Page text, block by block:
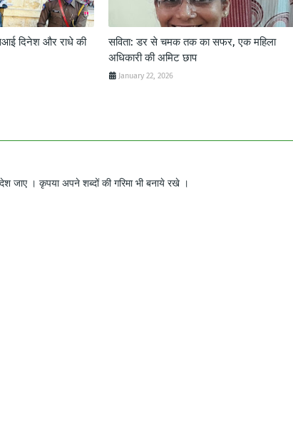
दिनेश और राधे की
सविता: डर से चमक तक का सफर, एक महिला
अधिकारी की अमिट छाप
January 22, 2026
जाए । कृपया अपने शब्दों की गरिमा भी बनाये रखे ।